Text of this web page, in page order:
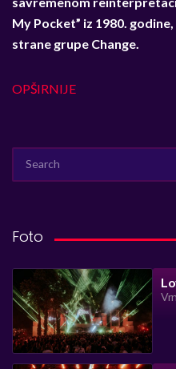
My Pocket” iz 1980.
strane grupe Change.
OPŠIRNIJE
FOR:
Foto